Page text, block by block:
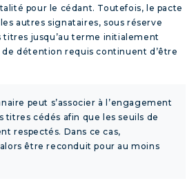
pour le cédant. Toutefois, le pacte
autres signataires, sous réserve
titres jusqu’au terme initialement
de détention requis continuent d’être
peut s’associer à l’engagement
titres cédés afin que les seuils de
respectés. Dans ce cas,
être reconduit pour au moins